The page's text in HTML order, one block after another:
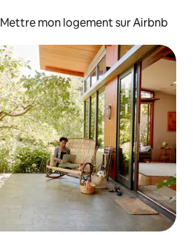
Mettre mon logement sur Airbnb